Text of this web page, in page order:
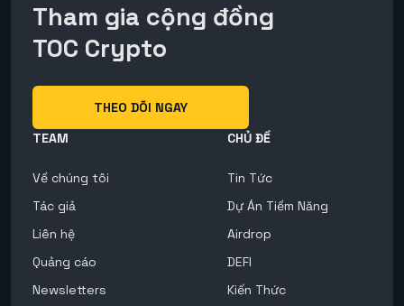
Tham gia cộng đồng
TOC Crypto
THEO DÕI NGAY
TEAM
Về chúng tôi
Tác giả
Liên hệ
Quảng cáo
Newsletters
CHỦ ĐỀ
Tin Tức
Dự Án Tiềm Năng
Airdrop
DEFI
Kiến Thức